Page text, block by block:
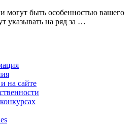
могут быть особенностью вашего
указывать на ряд за …
на сайте